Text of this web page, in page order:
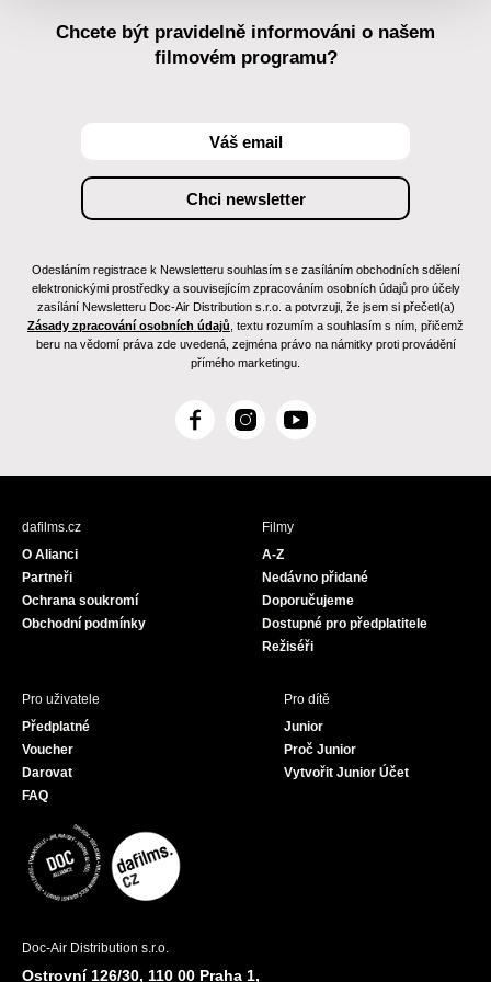
Chcete být pravidelně informováni o našem
filmovém programu?
Odesláním registrace k Newsletteru souhlasím se zasíláním obchodních sdělení
elektronickými prostředky a souvisejícím zpracováním osobních údajů pro účely
zasílání Newsletteru Doc-Air Distribution s.r.o. a potvrzuji, že jsem si přečetl(a)
Zásady zpracování osobních údajů , textu rozumím a souhlasím s ním, přičemž
beru na vědomí práva zde uvedená, zejména právo na námitky proti provádění
přímého marketingu.
F
c
I
s
Y
u
dafilms.cz
O Alianci
Partneři
Ochrana soukromí
Obchodní podmínky
Filmy
A-Z
Nedávno přidané
Doporučujeme
Dostupné pro předplatitele
Režiséři
Pro uživatele
Předplatné
Voucher
Darovat
FAQ
Pro dítě
Junior
Proč Junior
Vytvořit Junior Účet
Doc-Air Distribution s.r.o.
Ostrovní 126/30, 110 00 Praha 1,